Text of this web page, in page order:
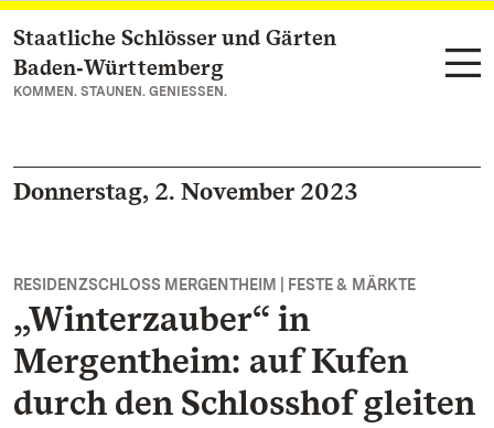
Zum Hauptinhalt springen
Staatliche Schlösser und Gärten
Baden‑Württemberg
KOMMEN. STAUNEN. GENIESSEN.
Donnerstag, 2. November 2023
RESIDENZSCHLOSS MERGENTHEIM | FESTE & MÄRKTE
„Winterzauber“ in
Mergentheim: auf Kufen
durch den Schlosshof gleiten